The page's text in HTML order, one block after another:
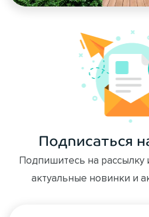
Подписаться
Подпишитесь на рассылку
актуальные новинки и